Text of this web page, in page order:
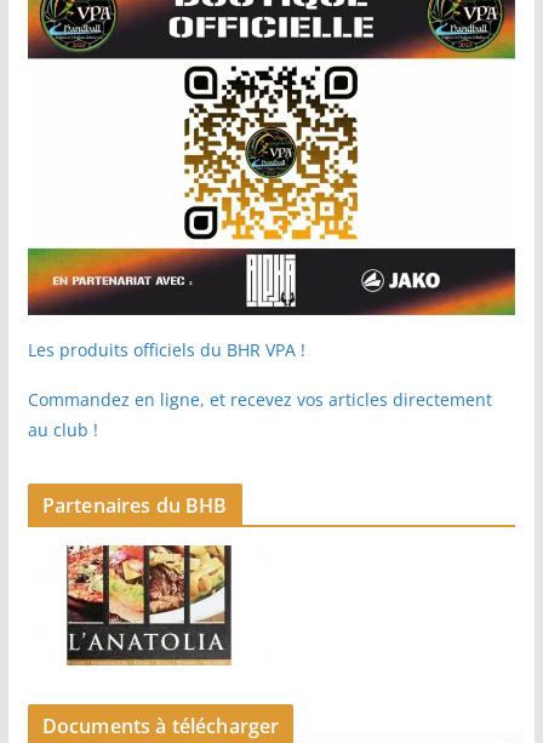
Les produits officiels du BHR VPA !
Commandez en ligne, et recevez vos articles directement
au club !
Partenaires du BHB
Documents à télécharger